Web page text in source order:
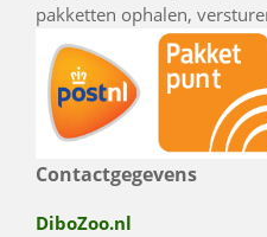
pakketten ophalen,
Contactgegevens
DiboZoo.nl